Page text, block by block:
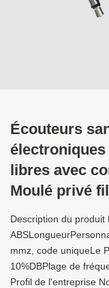
Écouteurs
libres avec
Moulé privé
Description du produit
mmz, code uniqueLe
10%DBPlage de
Profil de l'entreprise